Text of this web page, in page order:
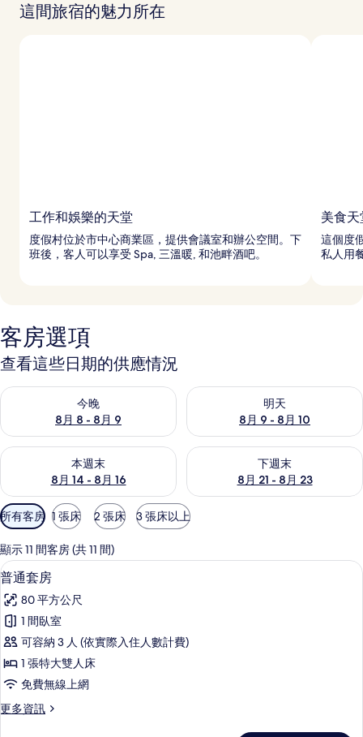
這間旅宿的魅力所在
工作和娛樂的天堂
度假村位於市中心商業區，提供會議室和辦公空間。下
班後，客人可以享受 Spa, 三溫暖, 和池畔酒吧。
美食天
這個度
私人用
客房選項
查看這些日期的供應情況
今晚
8月 8 - 8月 9
查看今晚 (8月 8 - 8月 9) 的供應情況
明天
8月 9 - 8月 10
查看明天 (8月 9 - 8月 10) 的供
本週末
8月 14 - 8月 16
查看本週末 (8月 14 - 8月 16) 的供應情況
下週末
8月 21 - 8月 23
查看下週末 (8月 21 - 8月 23)
可
用
的
客
房
篩
選
條
所有客房 1 張床 2 張床 3 張床以上
顯示 11 間客房 (共 11 間)
顯
示
普
通
套
房
的
所
普通套房 | 迷你吧、客房內保險箱、
10
普通套房
80 平方公尺
1 間臥室
可容納 3 人 (依實際入住人數計費)
1 張特大雙人床
免費無線上網
更多資訊
更